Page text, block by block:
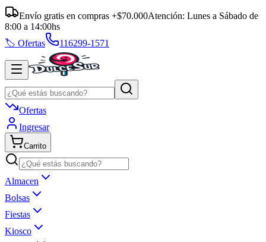
Envío gratis en compras +$70.000Atención: Lunes a Sábado de
8:00 a 14:00hs
🏷️ Ofertas
116299-1571
Ofertas
Ingresar
Carrito
Almacen
Bolsas
Fiestas
Kiosco